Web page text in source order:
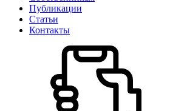
Публикации
Статьи
Контакты